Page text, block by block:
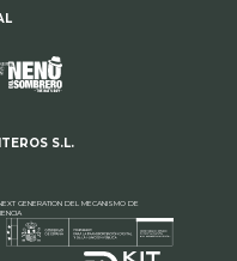
S.L.
GENERATION DEL MECANISMO DE